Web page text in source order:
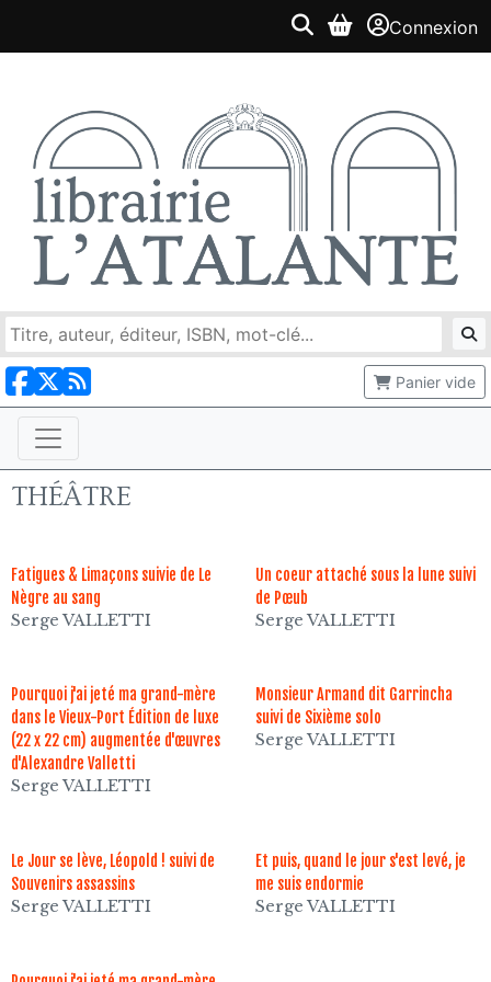
Connexion
Panier vide
THÉÂTRE
Fatigues & Limaçons suivie de Le
Nègre au sang
Serge VALLETTI
Un coeur attaché sous la lune suivi
de Pœub
Serge VALLETTI
Pourquoi j'ai jeté ma grand-mère
dans le Vieux-Port Édition de luxe
(22 x 22 cm) augmentée d'œuvres
d'Alexandre Valletti
Serge VALLETTI
Monsieur Armand dit Garrincha
suivi de Sixième solo
Serge VALLETTI
Le Jour se lève, Léopold ! suivi de
Souvenirs assassins
Serge VALLETTI
Et puis, quand le jour s'est levé, je
me suis endormie
Serge VALLETTI